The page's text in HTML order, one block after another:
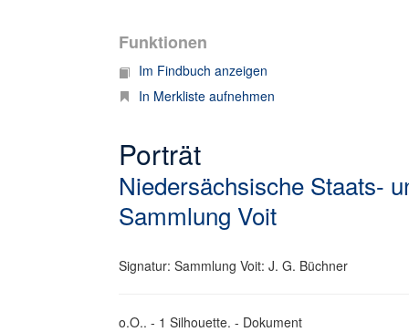
Funktionen
Im Findbuch anzeigen
In Merkliste aufnehmen
Porträt
Niedersächsische Staats-
Sammlung Voit
Signatur: Sammlung Voit: J. G. Büchner
o.O.. - 1 Silhouette. - Dokument